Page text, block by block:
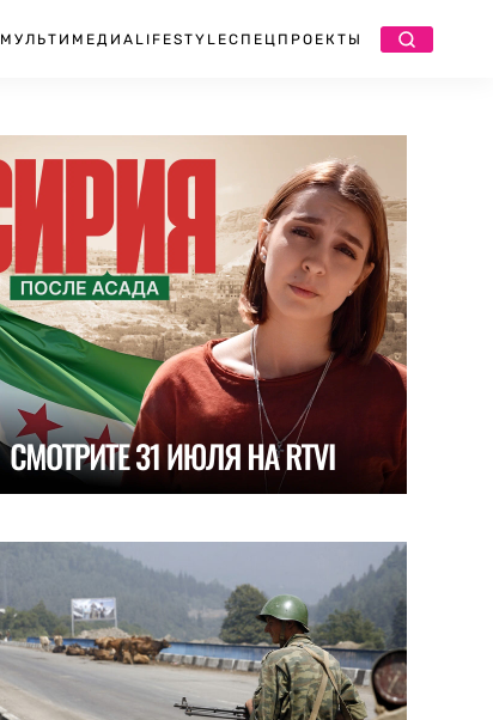
МУЛЬТИМЕДИА LIFESTYLEСПЕЦПРОЕКТЫ